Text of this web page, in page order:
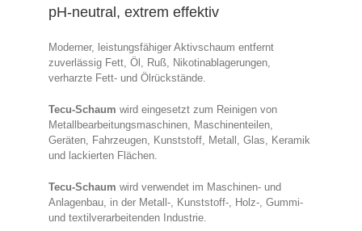
pH-neutral, extrem effektiv
Moderner, leistungsfähiger Aktivschaum entfernt
zuverlässig Fett, Öl, Ruß, Nikotinablagerungen,
verharzte Fett- und Ölrückstände.
Tecu-Schaum wird eingesetzt zum Reinigen von
Metallbearbeitungsmaschinen, Maschinenteilen,
Geräten, Fahrzeugen, Kunststoff, Metall, Glas, Keramik
und lackierten Flächen.
Tecu-Schaum wird verwendet im Maschinen- und
Anlagenbau, in der Metall-, Kunststoff-, Holz-, Gummi-
und textilverarbeitenden Industrie.